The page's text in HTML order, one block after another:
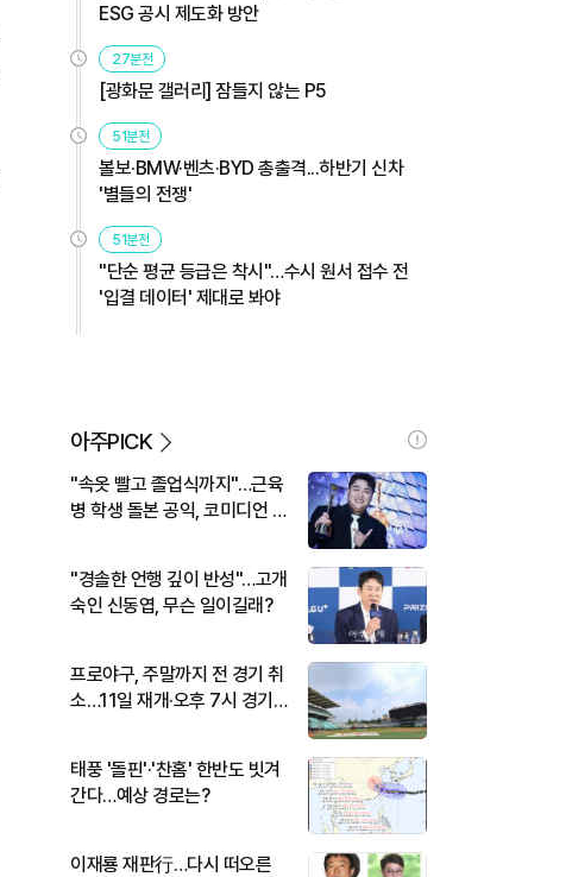
ESG 공시 제도화 방안
27분전
[광화문 갤러리] 잠들지 않는 P5
51분전
볼보·BMW·벤츠·BYD 총출격...하반기 신차
'별들의 전쟁'
51분전
"단순 평균 등급은 착시"…수시 원서 접수 전
'입결 데이터' 제대로 봐야
아주PICK
"속옷 빨고 졸업식까지"…근육
병 학생 돌본 공익, 코미디언 김
"경솔한 언행 깊이 반성"…고개
숙인 신동엽, 무슨 일이길래?
프로야구, 주말까지 전 경기 취
소…11일 재개·오후 7시 경기
태풍 '돌핀'·'찬홈' 한반도 빗겨
간다…예상 경로는?
이재룡 재판行…다시 떠오른